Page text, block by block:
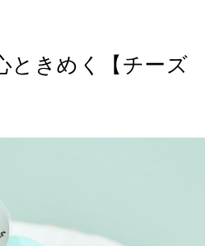
ときめく【チーズ